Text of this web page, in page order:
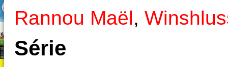
Rannou Maël,
Série